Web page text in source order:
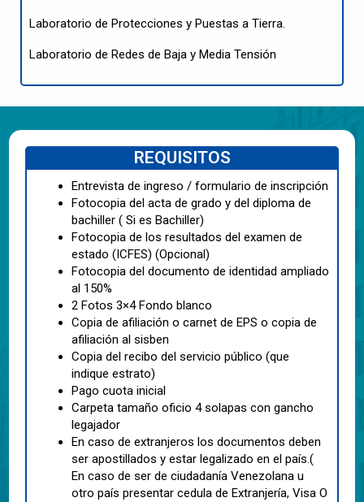
Laboratorio de Protecciones y Puestas a Tierra.
Laboratorio de Redes de Baja y Media Tensión
REQUISITOS
Entrevista de ingreso / formulario de inscripción
Fotocopia del acta de grado y del diploma de
bachiller ( Si es Bachiller)
Fotocopia de los resultados del examen de
estado (ICFES) (Opcional)
Fotocopia del documento de identidad ampliado
al 150%
2 Fotos 3×4 Fondo blanco
Copia de afiliación o carnet de EPS o copia de
afiliación al sisben
Copia del recibo del servicio público (que
indique estrato)
Pago cuota inicial
Carpeta tamaño oficio 4 solapas con gancho
legajador
En caso de extranjeros los documentos deben
ser apostillados y estar legalizado en el país.(
En caso de ser de ciudadanía Venezolana u
otro país presentar cedula de Extranjería, Visa O